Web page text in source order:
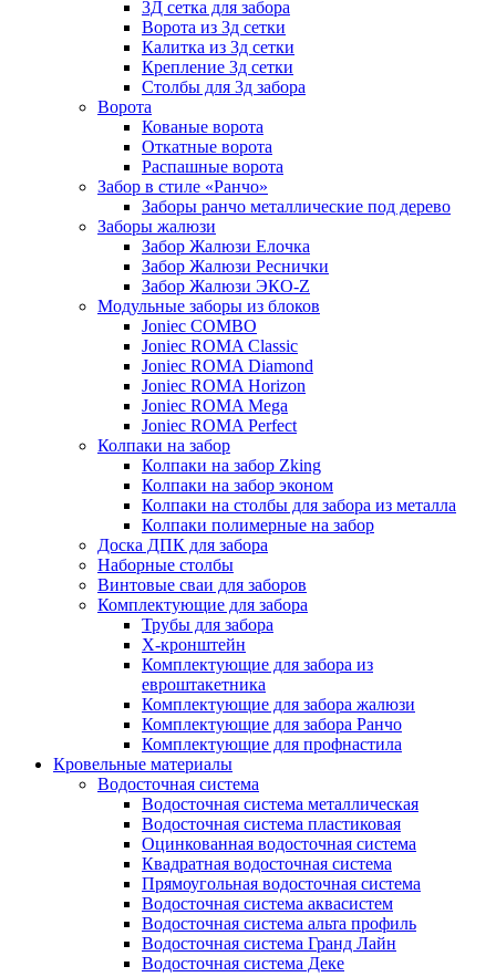
3Д сетка для забора
Ворота из 3д сетки
Калитка из 3д сетки
Крепление 3д сетки
Столбы для 3д забора
Ворота
Кованые ворота
Откатные ворота
Распашные ворота
Забор в стиле «Ранчо»
Заборы ранчо металлические под дерево
Заборы жалюзи
Забор Жалюзи Елочка
Забор Жалюзи Реснички
Забор Жалюзи ЭКО-Z
Модульные заборы из блоков
Joniec COMBO
Joniec ROMA Classic
Joniec ROMA Diamond
Joniec ROMA Horizon
Joniec ROMA Mega
Joniec ROMA Perfect
Колпаки на забор
Колпаки на забор Zking
Колпаки на забор эконом
Колпаки на столбы для забора из металла
Колпаки полимерные на забор
Доска ДПК для забора
Наборные столбы
Винтовые сваи для заборов
Комплектующие для забора
Трубы для забора
Х-кронштейн
Комплектующие для забора из
евроштакетника
Комплектующие для забора жалюзи
Комплектующие для забора Ранчо
Комплектующие для профнастила
Кровельные материалы
Водосточная система
Водосточная система металлическая
Водосточная система пластиковая
Оцинкованная водосточная система
Квадратная водосточная система
Прямоугольная водосточная система
Водосточная система аквасистем
Водосточная система альта профиль
Водосточная система Гранд Лайн
Водосточная система Деке